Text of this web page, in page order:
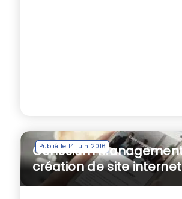
Publié le 14 juin 2016
Cohesium
création de site internet